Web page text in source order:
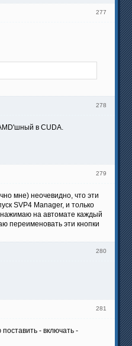
277
278
в CUDA.
279
мне) неочевидно, что эти
SVP4 Manager, и только
нажимаю на автомате каждый
переименовать эти кнопки
280
281
- включать -